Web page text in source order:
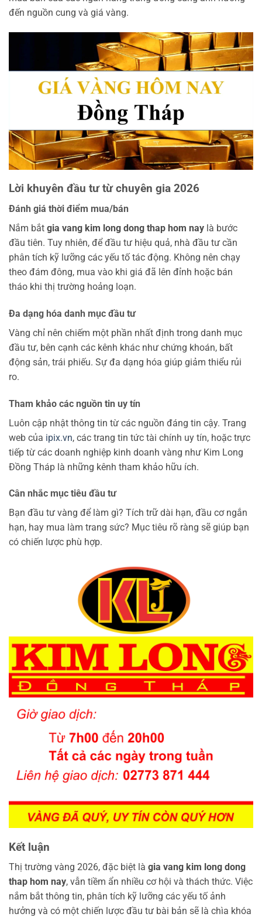
đến nguồn cung và giá vàng.
Lời khuyên đầu tư từ chuyên gia 2026
Đánh giá thời điểm mua/bán
Nắm bắt gia vang kim long dong thap hom nay là bước
đầu tiên. Tuy nhiên, để đầu tư hiệu quả, nhà đầu tư cần
phân tích kỹ lưỡng các yếu tố tác động. Không nên chạy
theo đám đông, mua vào khi giá đã lên đỉnh hoặc bán
tháo khi thị trường hoảng loạn.
Đa dạng hóa danh mục đầu tư
Vàng chỉ nên chiếm một phần nhất định trong danh mục
đầu tư, bên cạnh các kênh khác như chứng khoán, bất
động sản, trái phiếu. Sự đa dạng hóa giúp giảm thiểu rủi
ro.
Tham khảo các nguồn tin uy tín
Luôn cập nhật thông tin từ các nguồn đáng tin cậy. Trang
web của ipix.vn, các trang tin tức tài chính uy tín, hoặc trực
tiếp từ các doanh nghiệp kinh doanh vàng như Kim Long
Đồng Tháp là những kênh tham khảo hữu ích.
Cân nhắc mục tiêu đầu tư
Bạn đầu tư vàng để làm gì? Tích trữ dài hạn, đầu cơ ngắn
hạn, hay mua làm trang sức? Mục tiêu rõ ràng sẽ giúp bạn
có chiến lược phù hợp.
Kết luận
Thị trường vàng 2026, đặc biệt là gia vang kim long dong
thap hom nay, vẫn tiềm ẩn nhiều cơ hội và thách thức. Việc
nắm bắt thông tin, phân tích kỹ lưỡng các yếu tố ảnh
hưởng và có một chiến lược đầu tư bài bản sẽ là chìa khóa